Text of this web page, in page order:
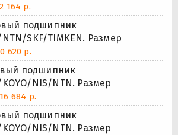
164 р.
подшипник
SKF/TIMKEN. Размер
620 р.
подшипник
NIS/NTN. Размер
684 р.
подшипник
NIS/NTN. Размер